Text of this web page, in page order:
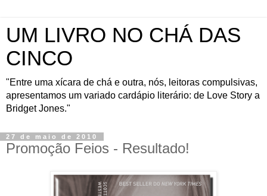
UM LIVRO NO CHÁ DAS
CINCO
"Entre uma xícara de chá e outra, nós, leitoras compulsivas,
apresentamos um variado cardápio literário: de Love Story a
Bridget Jones."
27 de maio de 2010
Promoção Feios - Resultado!